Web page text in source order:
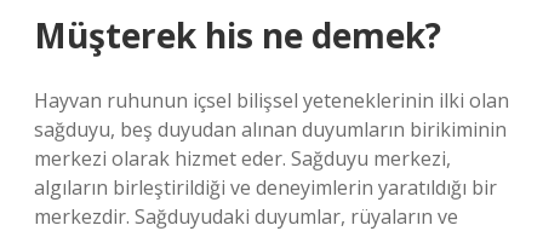
Müşterek his ne demek?
Hayvan ruhunun içsel bilişsel yeteneklerinin ilki olan
sağduyu, beş duyudan alınan duyumların birikiminin
merkezi olarak hizmet eder. Sağduyu merkezi,
algıların birleştirildiği ve deneyimlerin yaratıldığı bir
merkezdir. Sağduyudaki duyumlar, rüyaların ve